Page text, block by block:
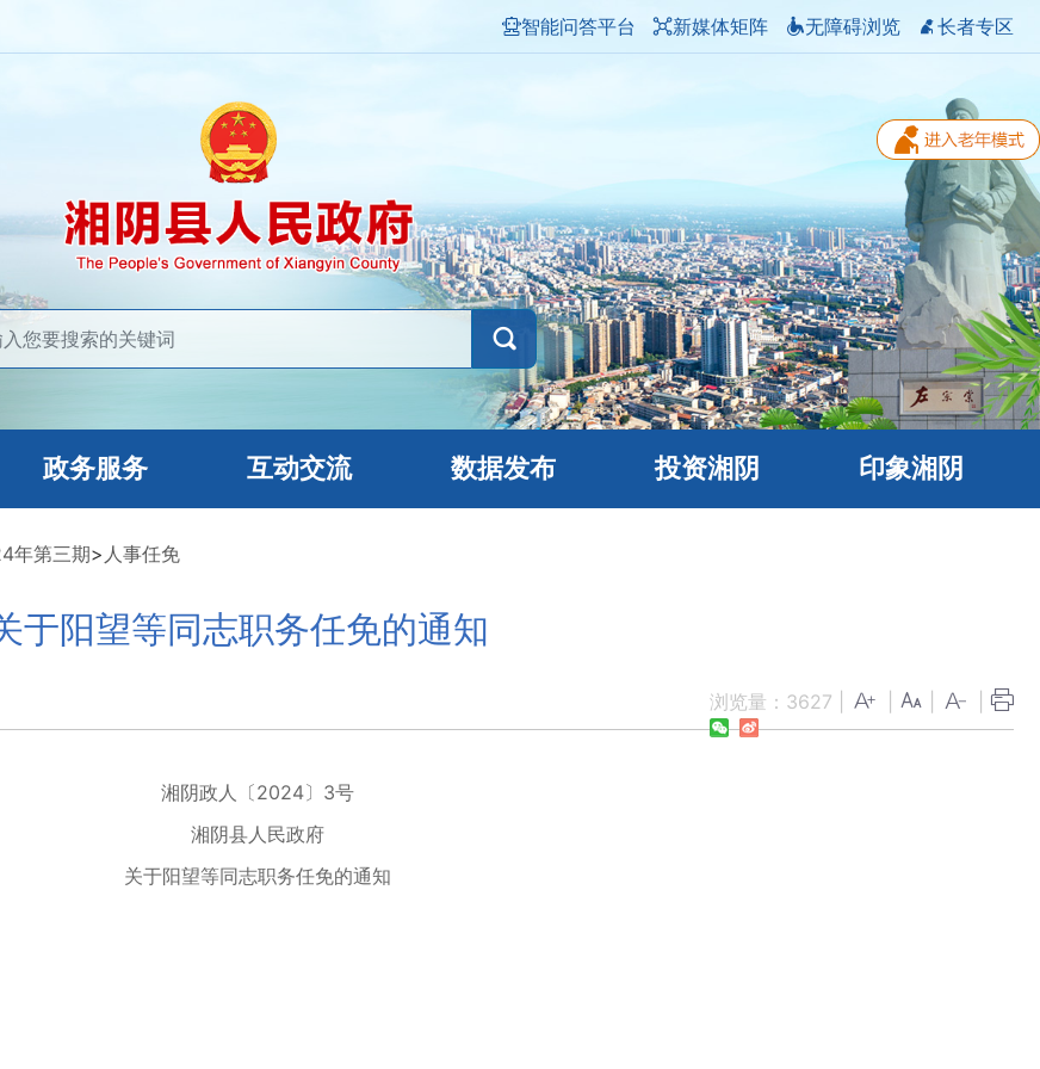
智能问答平台 新媒体矩阵 无障碍浏览 长者专区
政务服务 互动交流 数据发布 投资湘阴 印象湘阴
年第三期> 人事任免
于阳望等同志职务任免的通知
浏览量： 3627
湘阴政人〔2024〕3号
湘阴县人民政府
关于阳望等同志职务任免的通知